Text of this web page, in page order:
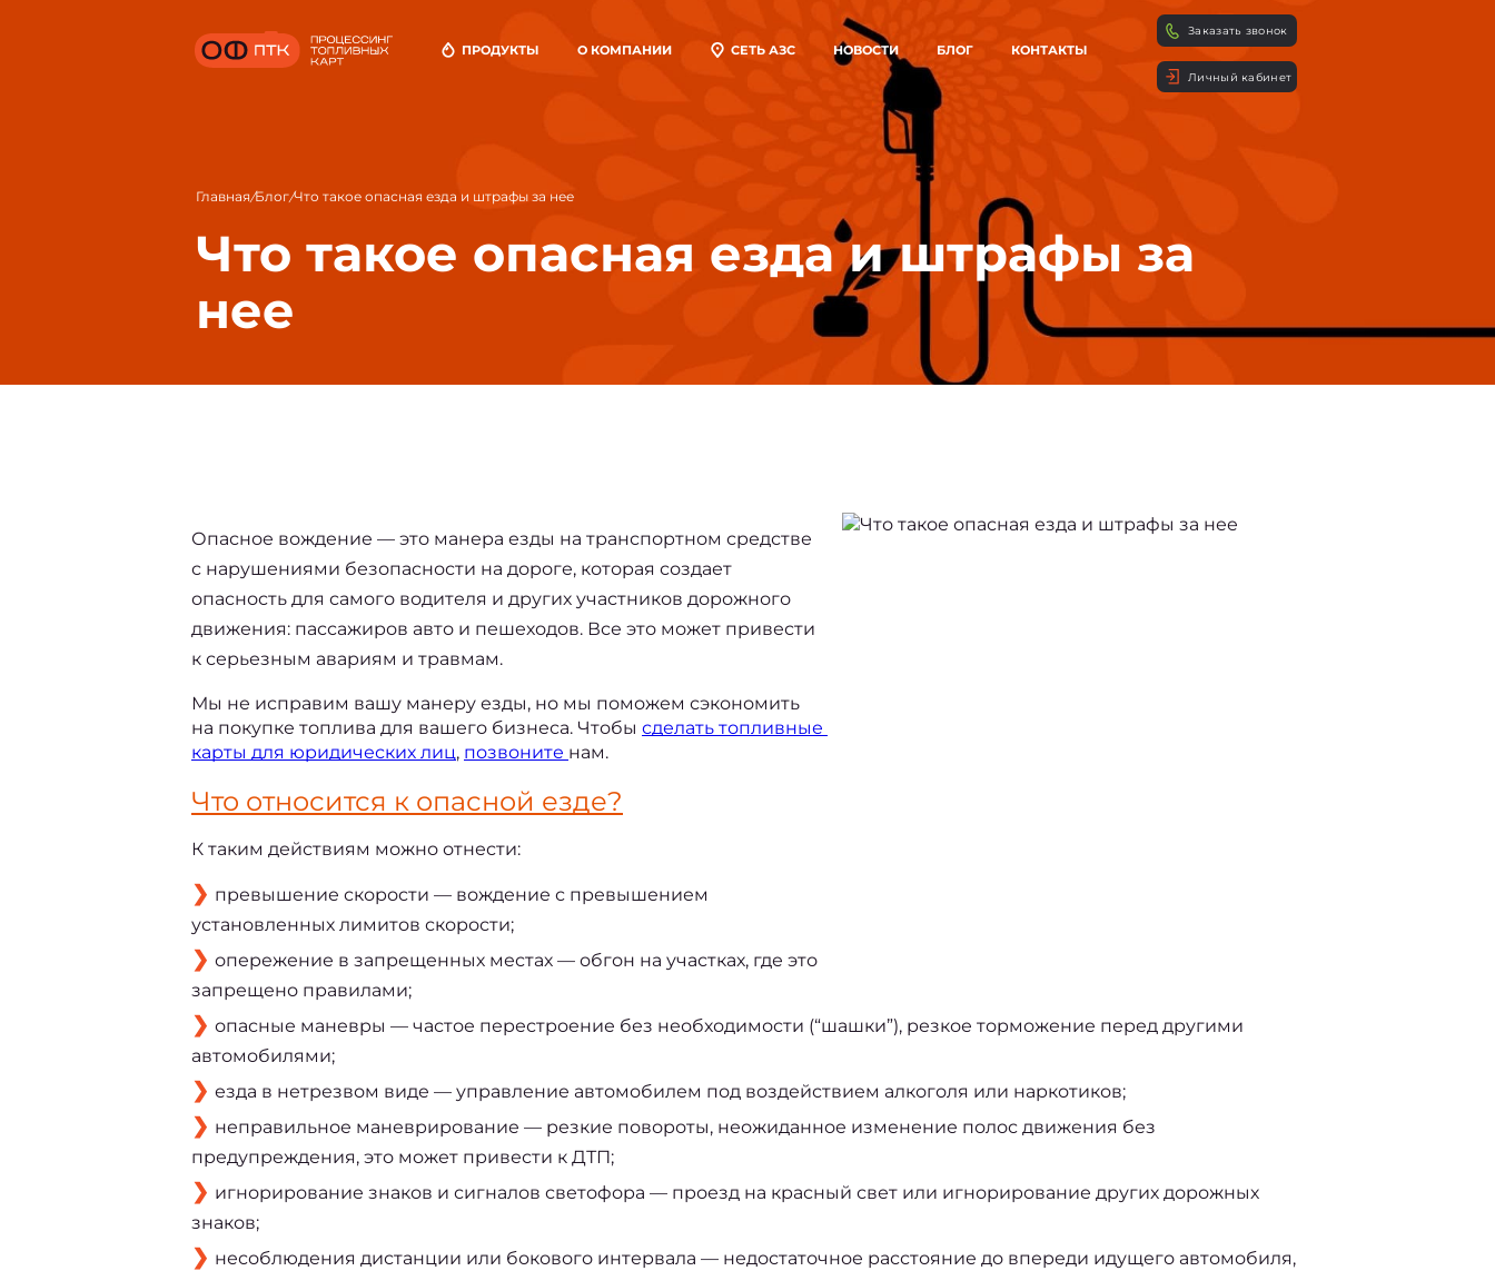
ПРОДУКТЫ О КОМПАНИИ СЕТЬ АЗС НОВОСТИ БЛОГ КОНТАКТЫ
Заказать звонок
Личный кабинет
Главная/Блог/Что такое опасная езда и штрафы за нее
Что такое опасная езда и штрафы за
нее
Опасное вождение — это манера езды на транспортном средстве
с нарушениями безопасности на дороге, которая создает
опасность для самого водителя и других участников дорожного
движения: пассажиров авто и пешеходов. Все это может привести
к серьезным авариям и травмам.
Мы не исправим вашу манеру езды, но мы поможем сэкономить
на покупке топлива для вашего бизнеса. Чтобы сделать топливные
карты для юридических лиц, позвоните нам.
Что относится к опасной езде?
К таким действиям можно отнести:
превышение скорости — вождение с превышением
установленных лимитов скорости;
опережение в запрещенных местах — обгон на участках, где это
запрещено правилами;
опасные маневры — частое перестроение без необходимости (“шашки”), резкое торможение перед другими
автомобилями;
езда в нетрезвом виде — управление автомобилем под воздействием алкоголя или наркотиков;
неправильное маневрирование — резкие повороты, неожиданное изменение полос движения без
предупреждения, это может привести к ДТП;
игнорирование знаков и сигналов светофора — проезд на красный свет или игнорирование других дорожных
знаков;
несоблюдения дистанции или бокового интервала — недостаточное расстояние до впереди идущего автомобиля,